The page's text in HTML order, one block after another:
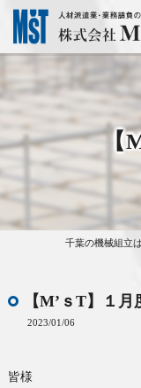
【
千葉の機械組立
【M’ｓT】１月
2023/01/06
皆様